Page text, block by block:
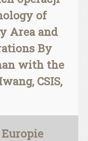
of
Area and
By
with the
CSIS,